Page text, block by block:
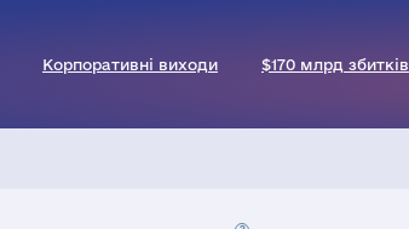
Корпоративні виходи $170 млрд збитків